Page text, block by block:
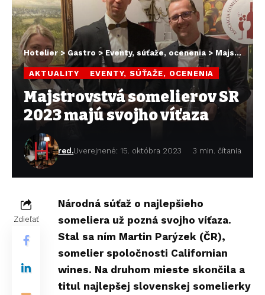
Hotelier>Gastro > Eventy, súťaže, ocenenia > Majstrovstvá somelierov SR 2023 majú svojho víťaza
AKTUALITY EVENTY, SÚŤAŽE, OCENENIA
Majstrovstvá somelierov SR
2023 majú svojho víťaza
red.Uverejnené: 15. októbra 2023 3 min. čítania
Zdieľať
Národná súťaž o najlepšieho
someliera už pozná svojho víťaza.
Stal sa ním Martin Parýzek (ČR),
somelier spoločnosti Californian
wines. Na druhom mieste skončila a
titul najlepšej slovenskej somelierky